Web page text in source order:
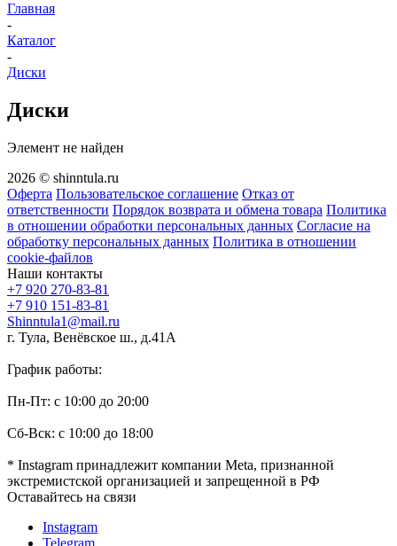
Главная
-
Каталог
-
Диски
Диски
Элемент не найден
2026 © shinntula.ru
Оферта Пользовательское соглашение Отказ от
ответственности Порядок возврата и обмена товара Политика
в отношении обработки персональных данных Согласие на
обработку персональных данных Политика в отношении
cookie-файлов
Наши контакты
+7 920 270-83-81
+7 910 151-83-81
Shinntula1@mail.ru
г. Тула, Венёвское ш., д.41А
График работы:
Пн-Пт: с 10:00 до 20:00
Сб-Вск: с 10:00 до 18:00
* Instagram принадлежит компании Meta, признанной
экстремистской организацией и запрещенной в РФ
Оставайтесь на связи
Instagram
Telegram